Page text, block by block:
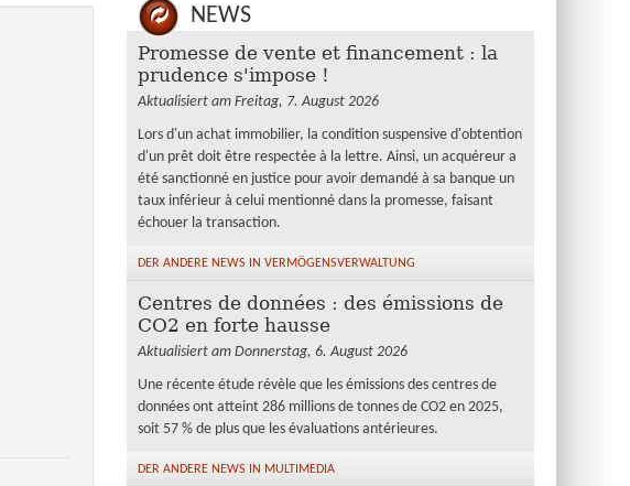
NEWS
Promesse de vente et financement : la
prudence s'impose !
Aktualisiert am Freitag, 7. August 2026
Lors d'un achat immobilier, la condition suspensive d'obtention
d'un prêt doit être respectée à la lettre. Ainsi, un acquéreur a
été sanctionné en justice pour avoir demandé à sa banque un
taux inférieur à celui mentionné dans la promesse, faisant
échouer la transaction.
DER ANDERE NEWS IN VERMÖGENSVERWALTUNG
Centres de données : des émissions de
CO2 en forte hausse
Aktualisiert am Donnerstag, 6. August 2026
Une récente étude révèle que les émissions des centres de
données ont atteint 286 millions de tonnes de CO2 en 2025,
soit 57 % de plus que les évaluations antérieures.
DER ANDERE NEWS IN MULTIMEDIA